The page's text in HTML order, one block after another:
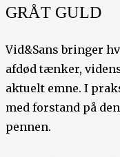
GRÅT GULD
Vid&Sans bringer
afdød tænker,
aktuelt emne. I
med forstand på
pennen.